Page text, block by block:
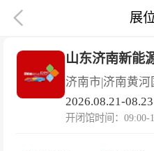
 展
山东济南新能
济南市 济南黄河
2026.08.21-08.23
开闭馆时间：09:00-